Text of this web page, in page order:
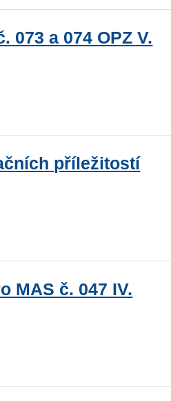
073 a 074 OPZ V.
příležitostí
MAS č. 047 IV.